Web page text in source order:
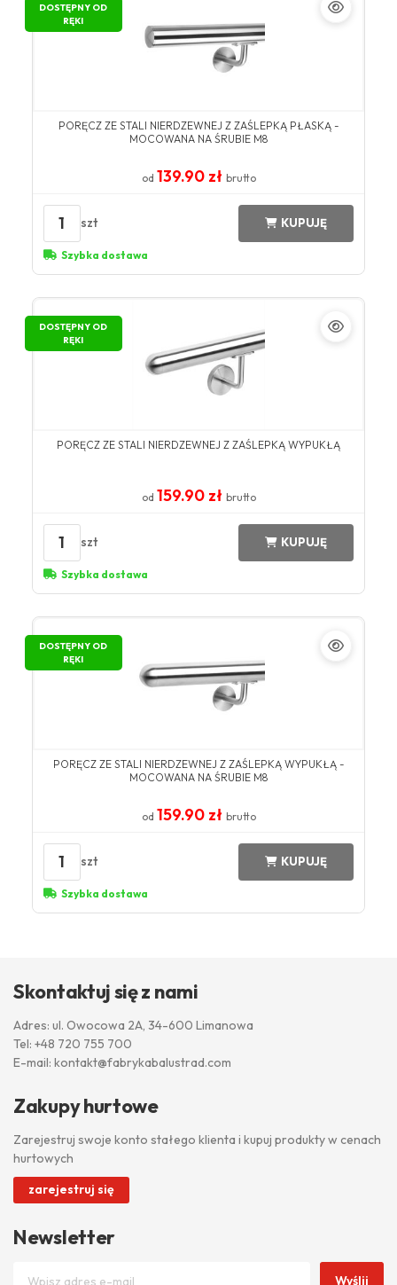
DOSTĘPNY OD
RĘKI
PORĘCZ ZE STALI NIERDZEWNEJ Z ZAŚLEPKĄ PŁASKĄ -
MOCOWANA NA ŚRUBIE M8
od 139.90 zł brutto
1 szt KUPUJĘ
Szybka dostawa
DOSTĘPNY OD
RĘKI
PORĘCZ ZE STALI NIERDZEWNEJ Z ZAŚLEPKĄ WYPUKŁĄ
od 159.90 zł brutto
1 szt KUPUJĘ
Szybka dostawa
DOSTĘPNY OD
RĘKI
PORĘCZ ZE STALI NIERDZEWNEJ Z ZAŚLEPKĄ WYPUKŁĄ -
MOCOWANA NA ŚRUBIE M8
od 159.90 zł brutto
1 szt KUPUJĘ
Szybka dostawa
Skontaktuj się z nami
Adres: ul. Owocowa 2A, 34-600 Limanowa
Tel: +48 720 755 700
E-mail: kontakt@fabrykabalustrad.com
Zakupy hurtowe
Zarejestruj swoje konto stałego klienta i kupuj produkty w cenach
hurtowych
zarejestruj się
Newsletter
Wyślij